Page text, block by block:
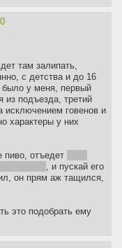
там залипать,
с детства и до 16
было у меня, первый
из подъезда, третий
исключением говенов и
характеры у них
пиво, отъедет
, и пускай его
он прям аж тащился,
это подобрать ему